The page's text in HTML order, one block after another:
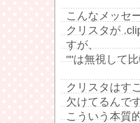
こんなメッセ
クリスタが
すが、
""は無視して
クリスタはす
欠けてるんで
こういう本質